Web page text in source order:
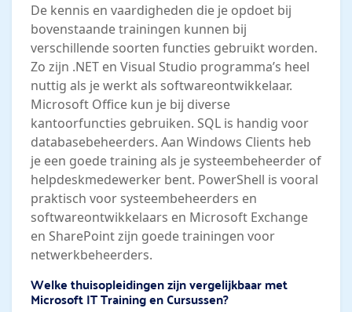
De kennis en vaardigheden die je opdoet bij
bovenstaande trainingen kunnen bij
verschillende soorten functies gebruikt worden.
Zo zijn .NET en Visual Studio programma’s heel
nuttig als je werkt als softwareontwikkelaar.
Microsoft Office kun je bij diverse
kantoorfuncties gebruiken. SQL is handig voor
databasebeheerders. Aan Windows Clients heb
je een goede training als je systeembeheerder of
helpdeskmedewerker bent. PowerShell is vooral
praktisch voor systeembeheerders en
softwareontwikkelaars en Microsoft Exchange
en SharePoint zijn goede trainingen voor
netwerkbeheerders.
Welke thuisopleidingen zijn vergelijkbaar met
Microsoft IT Training en Cursussen?